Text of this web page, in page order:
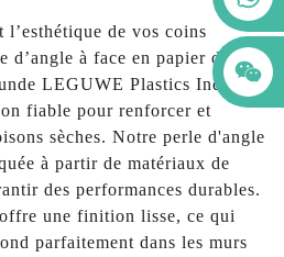
de vos coins
d’angle à face en papier de
LEGUWE Plastics Industrial
fiable pour renforcer et
sèches. Notre perle d'angle
à partir de matériaux de
des performances durables.
une finition lisse, ce qui
parfaitement dans les murs